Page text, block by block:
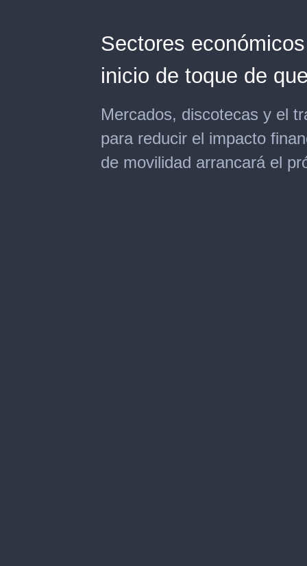
Sectores
inicio de toque de
Mercados, discotecas y el
para reducir el impacto
de movilidad arrancará el